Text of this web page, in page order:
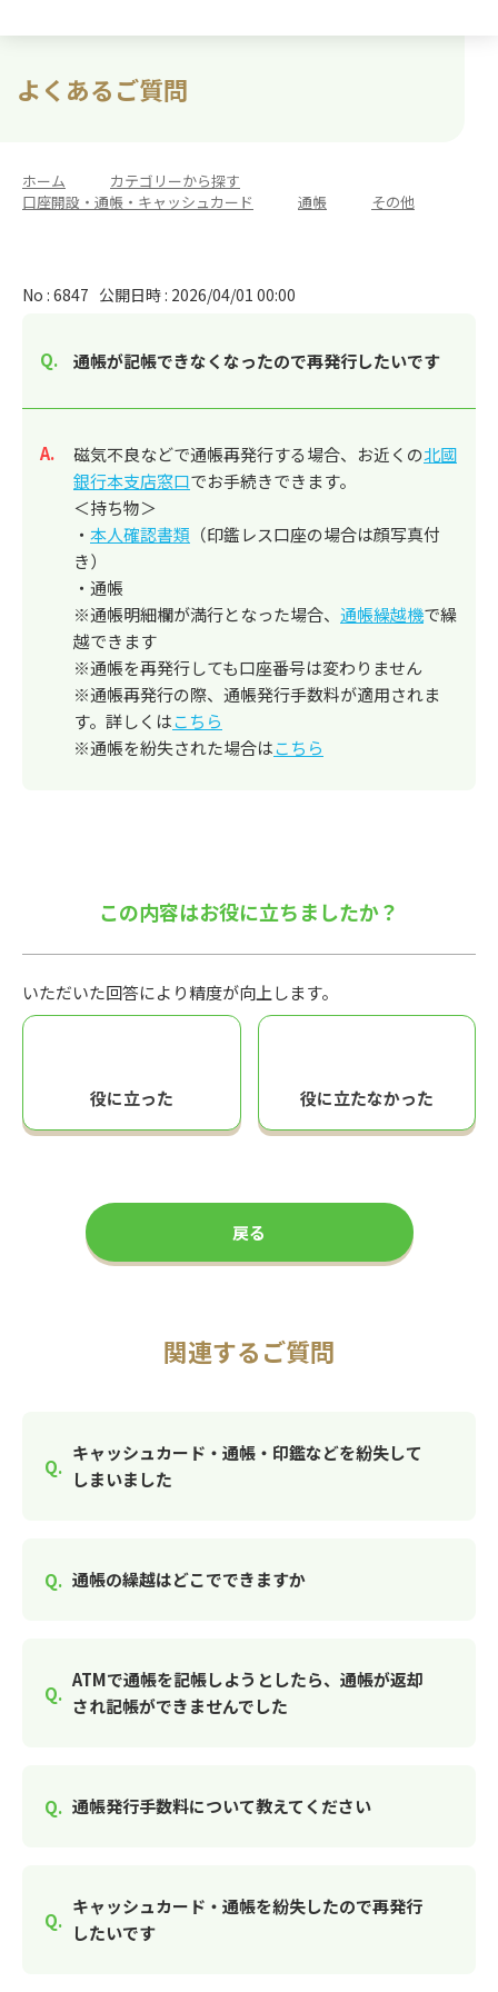
よくあるご質問
ホーム カテゴリーから探す
口座開設・通帳・キャッシュカード
通帳 その他
No : 6847 公開日時 : 2026/04/01 00:00
通帳が記帳できなくなったので再発行したいです
回答
磁気不良などで通帳再発行する場合、お近くの北國
銀行本支店窓口でお手続きできます。
＜持ち物＞
・ 本人確認書類 （印鑑レス口座の場合は顔写真付
き）
・通帳
※通帳明細欄が満行となった場合、 通帳繰越機で繰
越できます
※通帳を再発行しても口座番号は変わりません
※通帳再発行の際、通帳発行手数料が適用されま
す。詳しくはこちら
※通帳を紛失された場合はこちら
この内容はお役に立ちましたか？
いただいた回答により精度が向上します。
役に立った 役に立たなかった
戻る
関連するご質問
キャッシュカード・通帳・印鑑などを紛失して
しまいました
通帳の繰越はどこでできますか
ATMで通帳を記帳しようとしたら、通帳が返却
され記帳ができませんでした
通帳発行手数料について教えてください
キャッシュカード・通帳を紛失したので再発行
したいです